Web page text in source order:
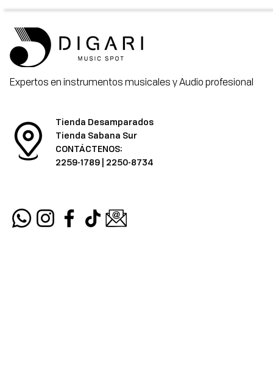
Expertos en instrumentos musicales y Audio profesional
Tienda Desamparados
Tienda Sabana Sur
CONTÁCTENOS:
2259-1789 | 2250-8734